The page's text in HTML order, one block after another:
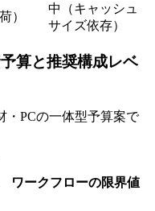
）
中（キャッシュ
サイズ依存）
算と推奨構成レベ
・PCの一体型予算案で
ワークフローの限界値